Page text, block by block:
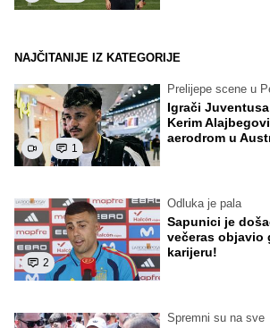
NAJČITANIJE IZ KATEGORIJE
1
Prelijepe scene u
Igrači
Kerim
aerodrom u
2
Odluka je pala
Sapunici je
večeras objavio
karijeru!
Spremni su na sve